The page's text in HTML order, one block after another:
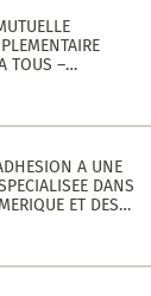
TOUS –
AVEC
DE
A UNE
DANS
ET DES
« CANUT »